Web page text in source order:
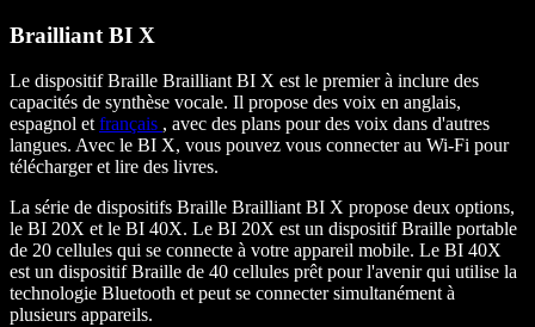
Brailliant BI X
Le dispositif Braille Brailliant BI X est le premier à inclure des
capacités de synthèse vocale. Il propose des voix en anglais,
espagnol etfrançais , avec des plans pour des voix dans d'autres
langues. Avec le BI X, vous pouvez vous connecter au Wi-Fi pour
télécharger et lire des livres.
La série de dispositifs Braille Brailliant BI X propose deux options,
le BI 20X et le BI 40X. Le BI 20X est un dispositif Braille portable
de 20 cellules qui se connecte à votre appareil mobile. Le BI 40X
est un dispositif Braille de 40 cellules prêt pour l'avenir qui utilise la
technologie Bluetooth et peut se connecter simultanément à
plusieurs appareils.